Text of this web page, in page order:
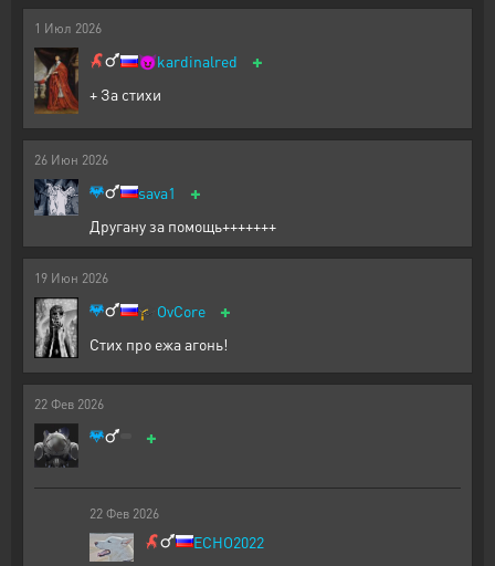
1 Июл 2026
😈kardinalred +
+ За стихи
26 Июн 2026
sava1 +
Другану за помощь+++++++
19 Июн 2026
🎓 OvCore +
Стих про ежа агонь!
22 Фев 2026
+
22 Фев 2026
ECHO2022